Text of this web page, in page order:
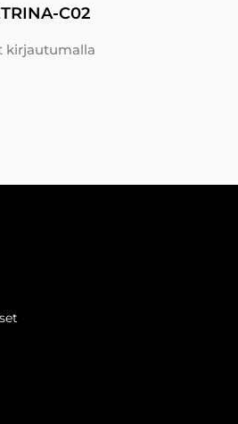
C02
kirjautumalla